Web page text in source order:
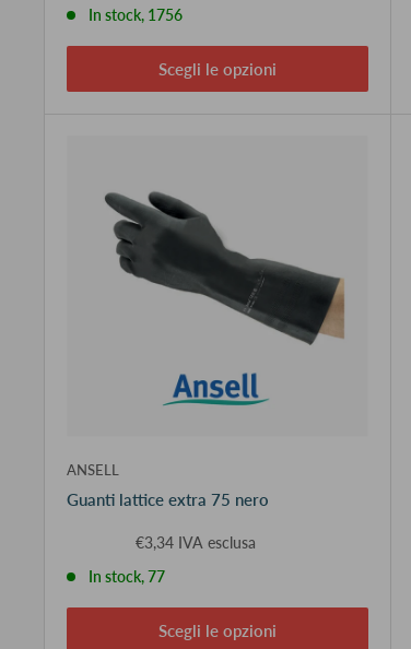
In stock, 1756
Scegli le opzioni
ANSELL
Guanti lattice extra 75 nero
€3,34 IVA esclusa
In stock, 77
Scegli le opzioni